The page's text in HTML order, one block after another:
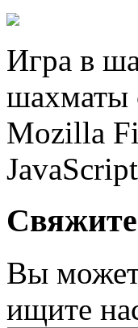
Игра в
шахматы
Mozilla
Вы
ищите